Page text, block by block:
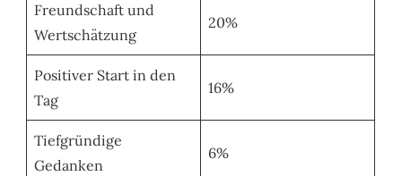
Freundschaft und
Wertschätzung
20%
Positiver Start in den
Tag
16%
Tiefgründige
Gedanken
6%